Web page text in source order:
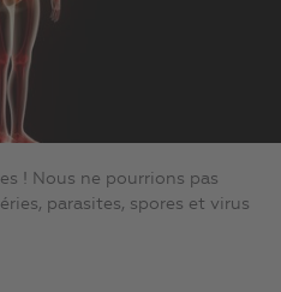
! Nous ne pourrions pas
parasites, spores et virus